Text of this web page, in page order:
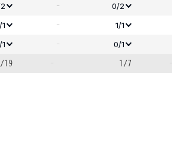
-
0/2
1 -
1/1
- 0/1
19 - 1/7